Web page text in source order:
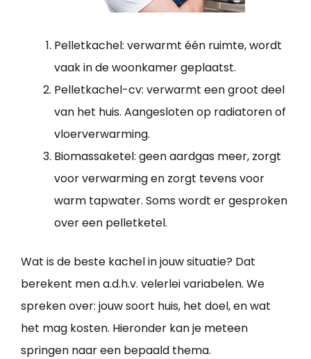
Pelletkachel: verwarmt één ruimte, wordt
vaak in de woonkamer geplaatst.
Pelletkachel-cv: verwarmt een groot deel
van het huis. Aangesloten op radiatoren of
vloerverwarming.
Biomassaketel: geen aardgas meer, zorgt
voor verwarming en zorgt tevens voor
warm tapwater. Soms wordt er gesproken
over een pelletketel.
Wat is de beste kachel in jouw situatie? Dat
berekent men a.d.h.v. velerlei variabelen. We
spreken over: jouw soort huis, het doel, en wat
het mag kosten. Hieronder kan je meteen
springen naar een bepaald thema.